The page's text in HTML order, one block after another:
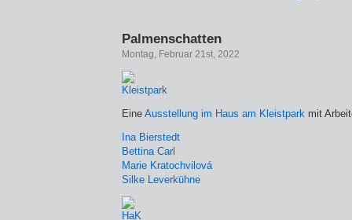
Palmenschatten
Montag, Februar 21st, 2022
Eine Ausstellung im Haus am Kleistpark mit
Ina Bierstedt
Bettina Carl
Marie Kratochvilová
Silke Leverkühne